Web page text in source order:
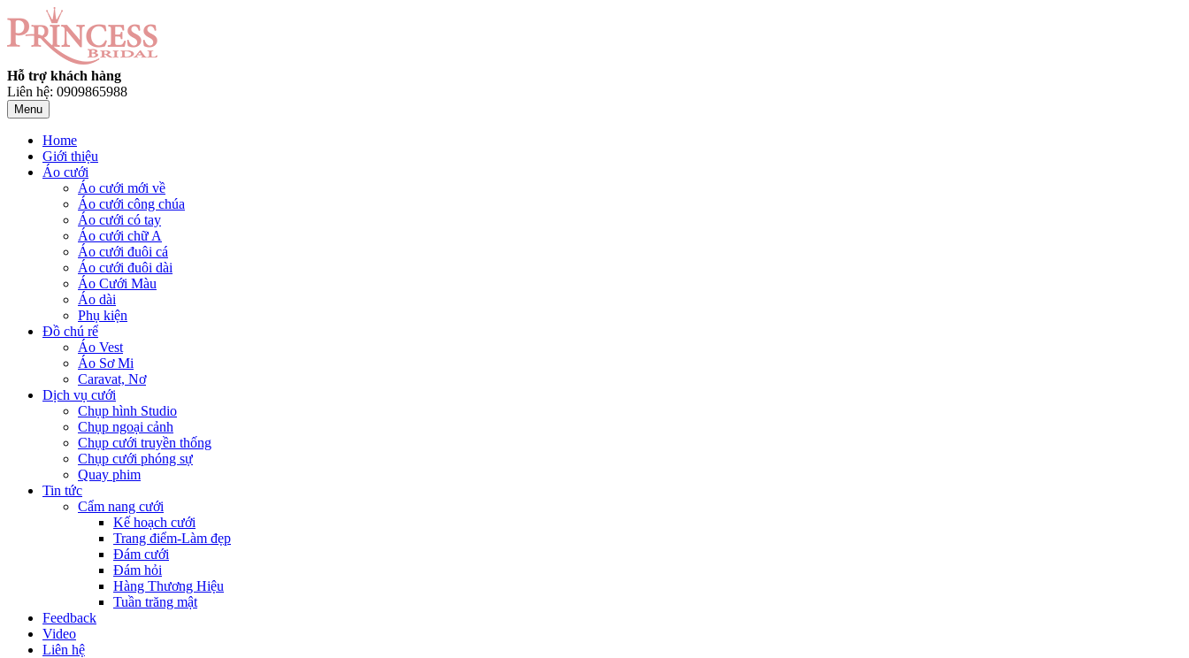
Hỗ trợ khách hàng
Liên hệ: 0909865988
Menu
Home
Giới thiệu
Áo cưới
Áo cưới mới về
Áo cưới công chúa
Áo cưới có tay
Áo cưới chữ A
Áo cưới đuôi cá
Áo cưới đuôi dài
Áo Cưới Màu
Áo dài
Phụ kiện
Đồ chú rể
Áo Vest
Áo Sơ Mi
Caravat, Nơ
Dịch vụ cưới
Chụp hình Studio
Chụp ngoại cảnh
Chụp cưới truyền thống
Chụp cưới phóng sự
Quay phim
Tin tức
Cẩm nang cưới
Kế hoạch cưới
Trang điểm-Làm đẹp
Đám cưới
Đám hỏi
Hàng Thương Hiệu
Tuần trăng mật
Feedback
Video
Liên hệ